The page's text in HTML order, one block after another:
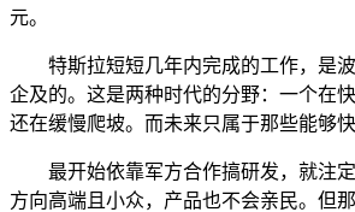
元。
特斯拉短短几年内完成的工作，是波
企及的。这是两种时代的分野：一个在
还在缓慢爬坡。而未来只属于那些能够
最开始依靠军方合作搞研发，就注定
方向高端且小众，产品也不会亲民。但